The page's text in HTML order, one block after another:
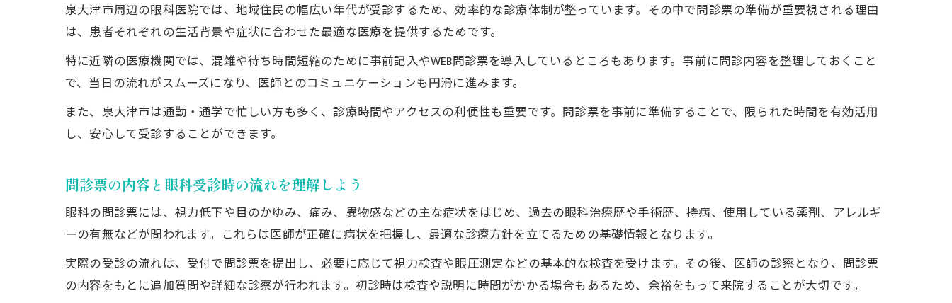
年末年始や休日も焦らないための眼科情報
眼科の年末年始や休日対応を事前に確認しよう
泉大津市で休日に受診できる眼科選びのコツ
年末年始休診期間の眼科受診で困らない方法
眼科の休日診療情報を調べて早めに備える
泉大津市で自分に合う眼科を見つける方法
駐車場やアクセス重視の眼科選びガイド
眼科選びで比較したいサービスと特徴とは
失敗しない眼科選びのヒントと注意点
泉大津市周辺の眼科医院では、地域住民の幅広い年代が受診するため、効率的な診療体制が整っています。その中で問診票の準備が重要視される理由
は、患者それぞれの生活背景や症状に合わせた最適な医療を提供するためです。
特に近隣の医療機関では、混雑や待ち時間短縮のために事前記入やWEB問診票を導入しているところもあります。事前に問診内容を整理しておくこと
で、当日の流れがスムーズになり、医師とのコミュニケーションも円滑に進みます。
また、泉大津市は通勤・通学で忙しい方も多く、診療時間やアクセスの利便性も重要です。問診票を事前に準備することで、限られた時間を有効活用
し、安心して受診することができます。
問診票の内容と眼科受診時の流れを理解しよう
眼科の問診票には、視力低下や目のかゆみ、痛み、異物感などの主な症状をはじめ、過去の眼科治療歴や手術歴、持病、使用している薬剤、アレルギ
ーの有無などが問われます。これらは医師が正確に病状を把握し、最適な診療方針を立てるための基礎情報となります。
実際の受診の流れは、受付で問診票を提出し、必要に応じて視力検査や眼圧測定などの基本的な検査を受けます。その後、医師の診察となり、問診票
の内容をもとに追加質問や詳細な診察が行われます。初診時は検査や説明に時間がかかる場合もあるため、余裕をもって来院することが大切です。